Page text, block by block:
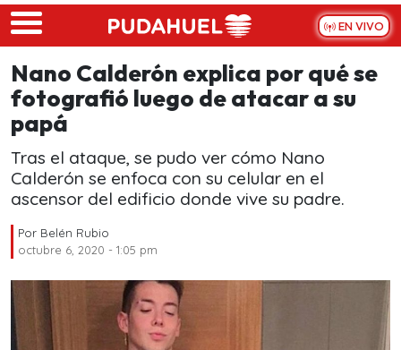
Skip to main content
EN VIVO
Nano Calderón explica por qué se
fotografió luego de atacar a su
papá
Tras el ataque, se pudo ver cómo Nano
Calderón se enfoca con su celular en el
ascensor del edificio donde vive su padre.
Por Belén Rubio
octubre 6, 2020 - 1:05 pm